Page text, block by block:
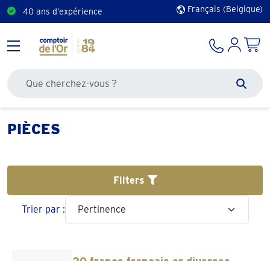
40 ans d’expérience Français (Belgique)
PIÈCES
Filters
Trier par :